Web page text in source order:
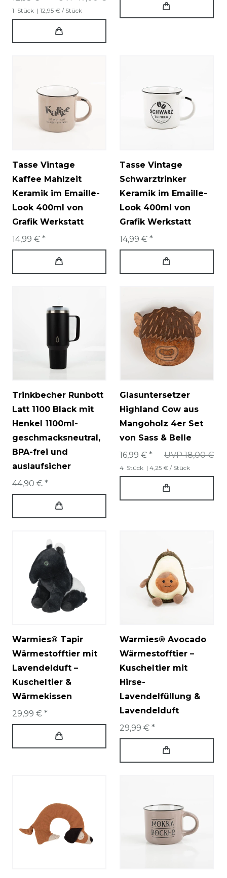
1 Stück | 12,95 € / Stück
Tasse Vintage
Kaffee Mahlzeit
Keramik im Emaille-
Look 400ml von
Grafik Werkstatt
14,99 € *
Tasse Vintage
Schwarztrinker
Keramik im Emaille-
Look 400ml von
Grafik Werkstatt
14,99 € *
Trinkbecher Runbott
Latt 1100 Black mit
Henkel 1100ml-
geschmacksneutral,
BPA-frei und
auslaufsicher
44,90 € *
Glasuntersetzer
Highland Cow aus
Mangoholz 4er Set
von Sass & Belle
UVP 18,00 €
16,99 € *
4 Stück | 4,25 € / Stück
Warmies® Tapir
Wärmestofftier mit
Lavendelduft –
Kuscheltier &
Wärmekissen
29,99 € *
Warmies® Avocado
Wärmestofftier –
Kuscheltier mit
Hirse-
Lavendelfüllung &
Lavendelduft
29,99 € *